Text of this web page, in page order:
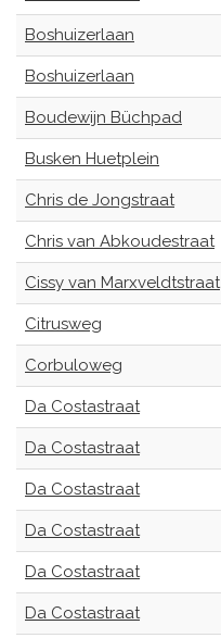
Boshuizerlaan
Boshuizerlaan
Boudewijn Büchpad
Busken Huetplein
Chris de Jongstraat
Chris van Abkoudestraat
Cissy van Marxveldtstraat
Citrusweg
Corbuloweg
Da Costastraat
Da Costastraat
Da Costastraat
Da Costastraat
Da Costastraat
Da Costastraat